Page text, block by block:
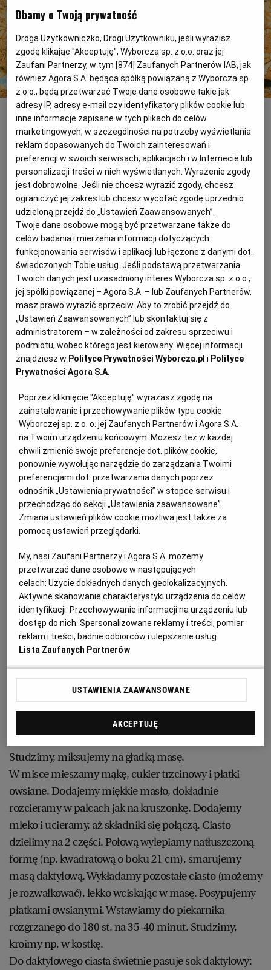
SAŁATKI
MAKARONY
DRÓB
MIĘSA
RYBY
PRZEKĄSKI
DOMOWE PRZETWORY
SOST, DIPY I INNE DODATKI
GRILL
KUCHNIA TAJSKA
KUCHNIA GRECKA
KUCHNIA PORTUGALSKA
KUCHNIA FRANCUSKA
KUCHNIA AMERYKAŃSKA
KUCHNIA POLSKA
KUCHNIA MEKSYKAŃSKA
KUCHNIA INDYJSKA
KUCHNIA HISZPAŃSKA
KUCHNIA NIEMIECKA
SPRZĘT KUCHENNY
WEGE
WEGAN
BEZ GLUTENU
HISTORIE KULINARNE
FELIETONY KULINARNE
KSIĄŻKI KULINARNE
SZEF KUCHNI
SERWISY LOKALNE
BIAŁYSTOK
BIELSKO-BIAŁA
BYDGOSZCZ
CZĘSTOCHOWA
ELBLĄG
GLIWICE
GORZÓW WIELKOPOLSKI
KALISZ
KATOWICE
KIELCE
KOSZALIN
KRAKÓW
ŁÓDŹ
OLSZTYN
POZNAŃ
RADOM
RYBNIK
RZESZÓW
SOSNOWIEC
SZCZECIN
TORUŃ
WYBORCZA.PL
MAGAZYNY
DUŻY FORMAT
WOLNA SOBOTA
ALE HISTORIA
WYBORCZA TV I VOD
TYLKO ZDROWIE
KSIĄŻKI. MAGAZYN DO CZYTANIA
NASZA EUROPA
SŁÓWKA. MAGAZYN O JĘZYKU
WYBORCZA CLASSIC
WYBORCZA.BIZ
WYSOKIE OBCASY
BIQDATA
JUTRONAUCI
ARCHIWUM
INNE SERWISY
GAZETA.PL
TOK FM
SPORT.PL
KULTURALNYSKLEP.PL
DZIECKO
PODRÓŻE
WIDEO
FORUM
Oatmeal bars with dates(Malgorzata Dziegielewska)
To oryginalne ciasto owsiane z dodatkiem
słodkich daktyli.
Na 20 kawałków
Przygotowanie: 80 minut
Ciasto owsiane z masą daktylową -
składniki
300 g świeżych daktyli
250 g mąki
180 g cukru trzcinowego
150 g płatków owsianych plus 4 łyżki do posypania
180 g masła
30 ml mleka
Ciasto owsiane z masą daktylową - jak
przygotować
Daktyle (bez pestek) zalewamy w rondelku 175 ml
wody, gotujemy na małym ogniu 15 minut, mieszając.
Studzimy, miksujemy na gładką masę.
W misce mieszamy mąkę, cukier trzcinowy i płatki
owsiane. Dodajemy miękkie masło, dokładnie
rozcieramy w palcach jak na kruszonkę. Dodajemy
mleko i ucieramy, aż składniki się połączą. Ciasto
dzielimy na 2 części. Połową wylepiamy natłuszczoną
formę (np. kwadratową o boku 21 cm), smarujemy
masą daktylową. Wykładamy pozostałe ciasto (możemy
je rozwałkować), lekko wciskając w masę. Posypujemy
płatkami owsianymi. Wstawiamy do piekarnika
rozgrzanego do 180 st. na 35-40 minut. Studzimy,
kroimy np. w kostkę.
Do daktylowego ciasta świetnie pasuje sok daktylowy:
Dbamy o Twoją prywatność
Droga Użytkowniczko, Drogi Użytkowniku, jeśli wyrazisz
zgodę klikając "Akceptuję", Wyborcza sp. z o.o. oraz jej
Zaufani Partnerzy, w tym [874] Zaufanych Partnerów IAB, jak
również Agora S.A. będąca spółką powiązaną z Wyborcza sp.
z o.o., będą przetwarzać Twoje dane osobowe takie jak
adresy IP, adresy e-mail czy identyfikatory plików cookie lub
inne informacje zapisane w tych plikach do celów
marketingowych, w szczególności na potrzeby wyświetlania
reklam dopasowanych do Twoich zainteresowań i
preferencji w swoich serwisach, aplikacjach i w Internecie lub
personalizacji treści w nich wyświetlanych. Wyrażenie zgody
jest dobrowolne. Jeśli nie chcesz wyrazić zgody, chcesz
ograniczyć jej zakres lub chcesz wycofać zgodę uprzednio
udzieloną przejdź do „Ustawień Zaawansowanych”.
Twoje dane osobowe mogą być przetwarzane także do
celów badania i mierzenia informacji dotyczących
funkcjonowania serwisów i aplikacji lub łączone z danymi dot.
świadczonych Tobie usług. Jeśli podstawą przetwarzania
Twoich danych jest uzasadniony interes Wyborcza sp. z o.o.,
jej spółki powiązanej – Agora S.A. – lub Zaufanych Partnerów,
masz prawo wyrazić sprzeciw. Aby to zrobić przejdź do
„Ustawień Zaawansowanych” lub skontaktuj się z
administratorem – w zależności od zakresu sprzeciwu i
podmiotu, wobec którego jest kierowany. Więcej informacji
znajdziesz w Polityce Prywatności Wyborcza.pl i Polityce
Prywatności Agora S.A.
Poprzez kliknięcie "Akceptuję" wyrażasz zgodę na
zainstalowanie i przechowywanie plików typu cookie
Wyborczej sp. z o. o. jej Zaufanych Partnerów i Agora S.A.
na Twoim urządzeniu końcowym. Możesz też w każdej
chwili zmienić swoje preferencje dot. plików cookie,
ponownie wywołując narzędzie do zarządzania Twoimi
preferencjami dot. przetwarzania danych poprzez
odnośnik „Ustawienia prywatności” w stopce serwisu i
przechodząc do sekcji „Ustawienia zaawansowane”.
Zmiana ustawień plików cookie możliwa jest także za
pomocą ustawień przeglądarki.
My, nasi Zaufani Partnerzy i Agora S.A. możemy
przetwarzać dane osobowe w następujących
celach:Użycie dokładnych danych geolokalizacyjnych.
Aktywne skanowanie charakterystyki urządzenia do celów
identyfikacji. Przechowywanie informacji na urządzeniu lub
dostęp do nich. Spersonalizowane reklamy i treści, pomiar
reklam i treści, badnie odbiorców i ulepszanie usług.
Lista Zaufanych Partnerów
USTAWIENIA ZAAWANSOWANE
AKCEPTUJĘ